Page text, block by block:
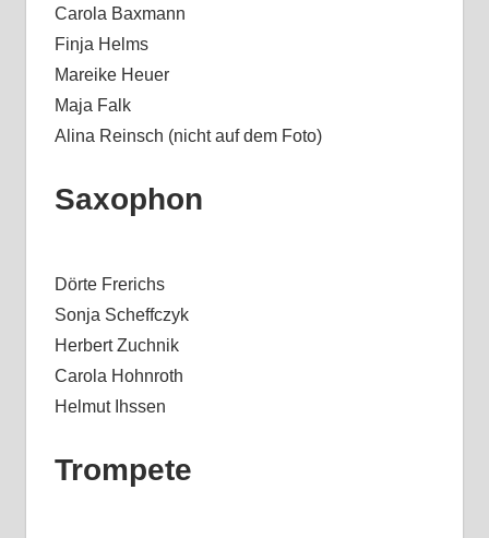
Carola Baxmann
Finja Helms
Mareike Heuer
Maja Falk
Alina Reinsch (nicht auf dem Foto)
Saxophon
Dörte Frerichs
Sonja Scheffczyk
Herbert Zuchnik
Carola Hohnroth
Helmut Ihssen
Trompete